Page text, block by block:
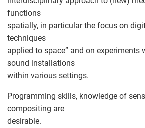
functions
spatially, in particular the focus on
techniques
applied to space” and on experiments
sound installations
within various settings.
Programming skills, knowledge of
compositing are
desirable.